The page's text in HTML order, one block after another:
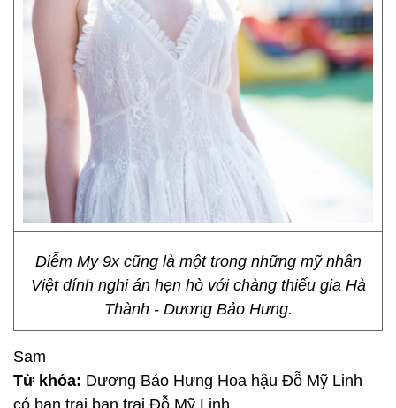
Diễm My 9x cũng là một trong những mỹ nhân
Việt dính nghi án hẹn hò với chàng thiếu gia Hà
Thành - Dương Bảo Hưng.
Sam
Từ khóa: Dương Bảo Hưng Hoa hậu Đỗ Mỹ Linh
có bạn trai bạn trai Đỗ Mỹ Linh